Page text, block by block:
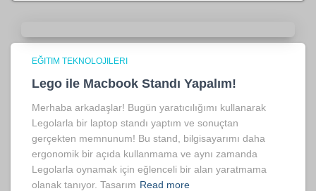
EĞITIM TEKNOLOJILERI
Lego ile Macbook Standı Yapalım!
Merhaba arkadaşlar! Bugün yaratıcılığımı kullanarak
Legolarla bir laptop standı yaptım ve sonuçtan
gerçekten memnunum! Bu stand, bilgisayarımı daha
ergonomik bir açıda kullanmama ve aynı zamanda
Legolarla oynamak için eğlenceli bir alan yaratmama
olanak tanıyor. Tasarım Read more